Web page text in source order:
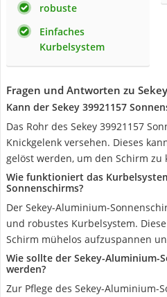
robuste
Einfaches
Kurbelsystem
Fragen und Antworten zu
Kann der Sekey 39921157
Das Rohr des Sekey 39921157
Knickgelenk versehen. Dieses
gelöst werden, um den Schirm zu
Wie funktioniert das
Sonnenschirms?
Der Sekey-Aluminium-
und robustes Kurbelsystem.
Schirm mühelos aufzuspannen
Wie sollte der Sekey-Aluminium-
werden?
Zur Pflege des Sekey-Aluminium-